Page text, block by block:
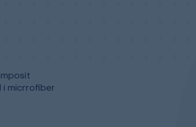
i micrrofiber